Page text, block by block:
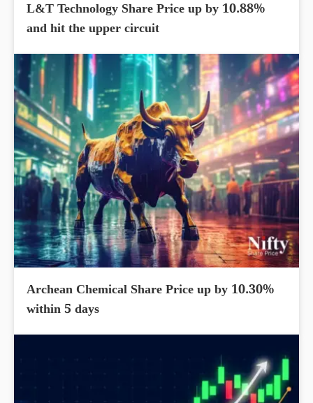
L&T Technology Share Price up by 10.88%
and hit the upper circuit
Archean Chemical Share Price up by 10.30%
within 5 days